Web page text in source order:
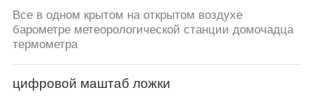
Все в одном крытом на открытом воздухе
барометре метеорологической станции домочадца
термометра
цифровой маштаб ложки